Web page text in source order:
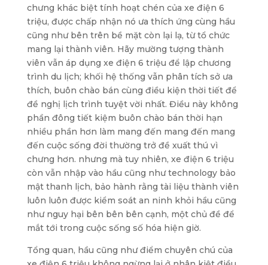
chưng khác biệt tính hoạt chén của xe điện 6
triệu, được chấp nhận nó ưa thích ứng cùng hầu
cũng như bên trên bề mặt còn lại lạ, từ tổ chức
mang lại thành viên. Hãy mường tượng thành
viên vẫn áp dụng xe điện 6 triệu để lập chương
trình du lịch; khối hệ thống vẫn phân tích sở ưa
thích, buôn chào bán cùng điều kiện thời tiết để
đề nghị lịch trình tuyệt vời nhất. Điều này không
phần đông tiết kiệm buôn chào bán thời hạn
nhiều phần hơn làm mang đến mang đến mang
đến cuộc sống đời thường trở đề xuất thú vì
chưng hơn. nhưng mà tuy nhiên, xe điện 6 triệu
còn vẫn nhập vào hầu cũng như technology bảo
mật thanh lịch, bảo hành rằng tài liệu thành viên
luôn luôn được kiểm soát an ninh khỏi hầu cũng
như nguy hại bên bên bên cạnh, một chủ đề để
mắt tới trong cuộc sống số hóa hiện giờ.
Tổng quan, hầu cũng như điểm chuyên chú của